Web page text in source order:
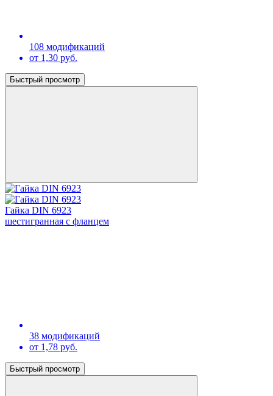
108 модификаций
от 1,30 руб.
Быстрый просмотр
Гайка DIN 6923
шестигранная с фланцем
38 модификаций
от 1,78 руб.
Быстрый просмотр